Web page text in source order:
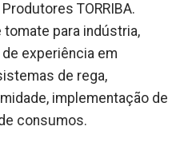
TORRIBA.
tomate para indústria,
experiência em
de rega,
implementação de
consumos.